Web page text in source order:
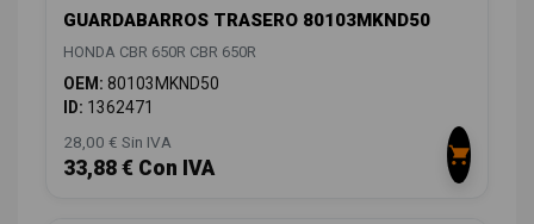
GUARDABARROS TRASERO 80103MKND50
HONDA CBR 650R CBR 650R
OEM: 80103MKND50
ID: 1362471
28,00 € Sin IVA
33,88 € Con IVA